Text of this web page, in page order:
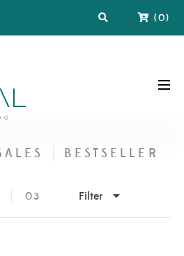
(0)
BESTSELLER
03 Filter